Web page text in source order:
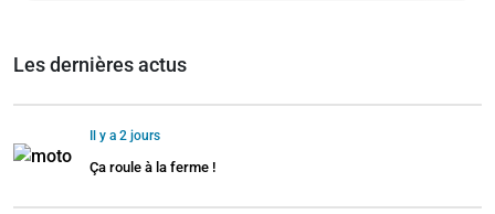
Les dernières actus
Il y a 2 jours
Ça roule à la ferme !